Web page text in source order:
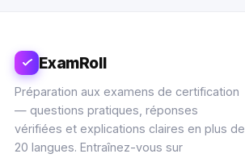
ExamRoll
Préparation aux examens de certification
— questions pratiques, réponses
vérifiées et explications claires en plus de
20 langues. Entraînez-vous sur